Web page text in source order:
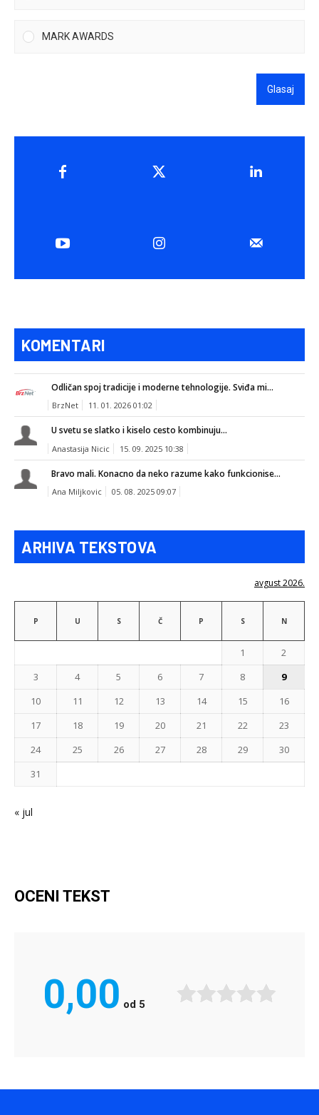
MARK AWARDS
Glasaj
KOMENTARI
Odličan spoj tradicije i moderne tehnologije. Sviđa mi...
BrzNet 11. 01. 2026 01:02
U svetu se slatko i kiselo cesto kombinuju...
Anastasija Nicic 15. 09. 2025 10:38
Bravo mali. Konacno da neko razume kako funkcionise...
Ana Miljkovic 05. 08. 2025 09:07
ARHIVA TEKSTOVA
avgust 2026.
P U S Č P S N
1
2
3
4 5 6 7 8
9
10
11 12 13 14 15
16
17
18 19 20 21 22
23
24
25 26 27 28 29
30
31
« jul
OCENI TEKST
0,00 od 5